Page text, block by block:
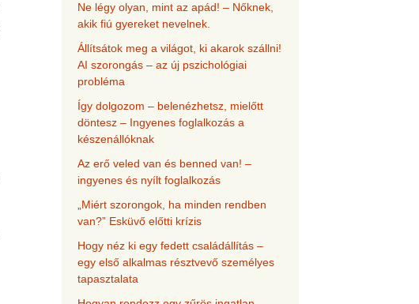
Ne légy olyan, mint az apád! – Nőknek,
akik fiú gyereket nevelnek.
Állítsátok meg a világot, ki akarok szállni!
AI szorongás – az új pszichológiai
probléma
Így dolgozom – belenézhetsz, mielőtt
döntesz – Ingyenes foglalkozás a
készenállóknak
Az erő veled van és benned van! –
ingyenes és nyílt foglalkozás
„Miért szorongok, ha minden rendben
van?” Esküvő előtti krízis
Hogy néz ki egy fedett családállítás –
egy első alkalmas résztvevő személyes
tapasztalata